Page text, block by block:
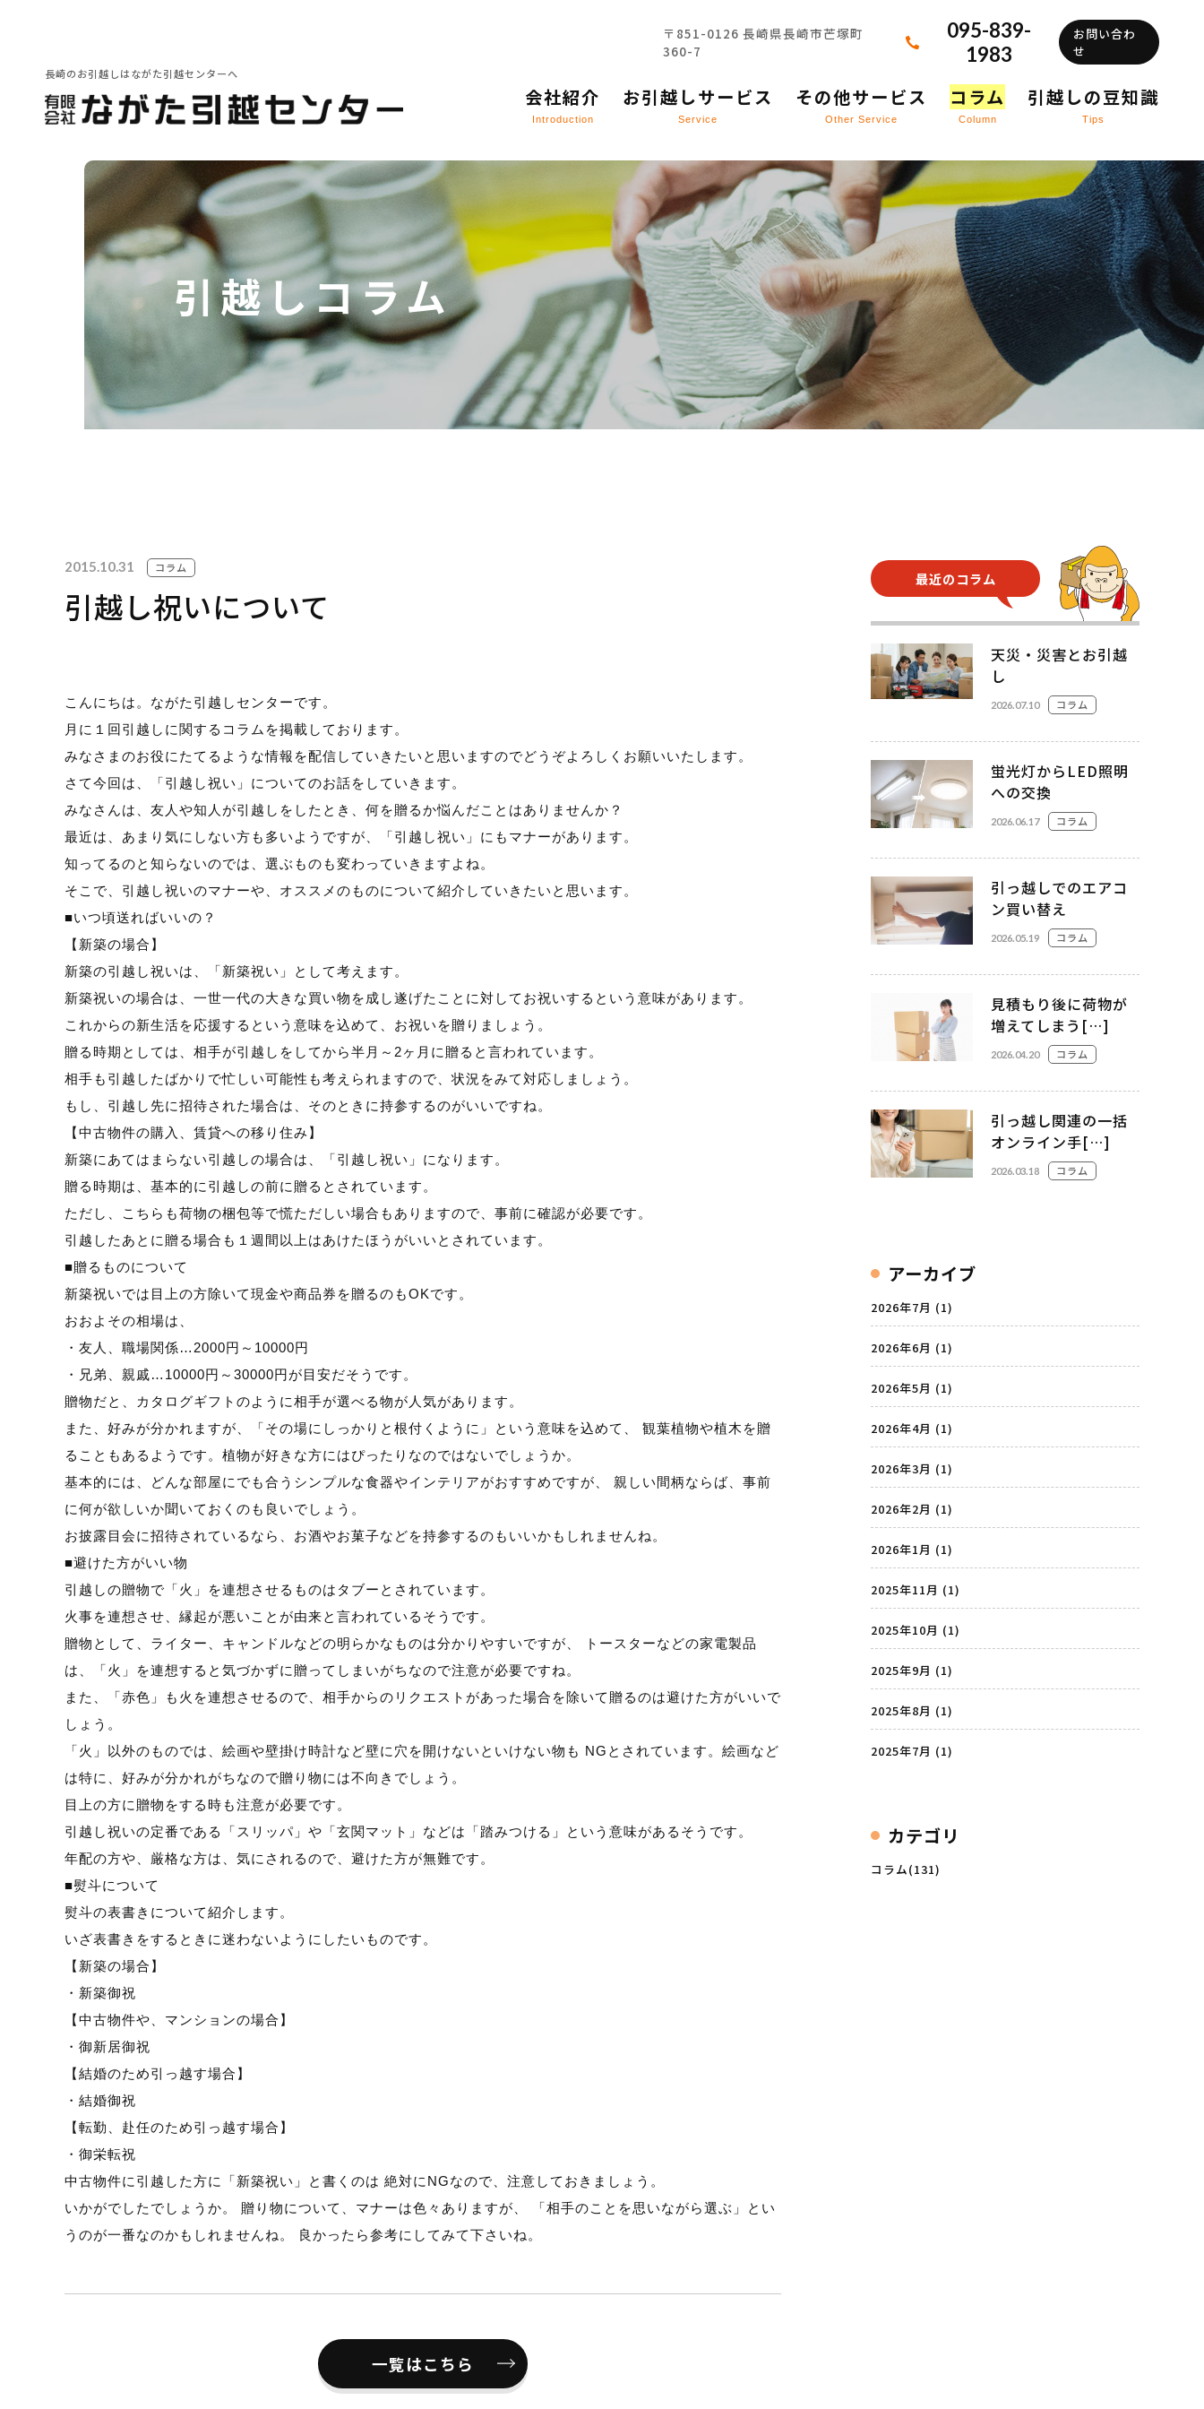
〒851-0126 長崎県長崎市芒塚町
360-7
095-839-
1983
お問い合わ
せ
長崎のお引越しはながた引越センターへ
会社紹介
Introduction
お引越しサービス
Service
その他サービス
Other Service
コラム
Column
引越しの豆知識
Tips
会社紹介
お引越しサービス
引越しの豆知識
お問い合わせ
お見積り無料！お気軽にお問い合わせください。
【無料】お見積り依頼フォーム
引越しコラム
2015.10.31 コラム
引越し祝いについて
こんにちは。ながた引越しセンターです。
月に１回引越しに関するコラムを掲載しております。
みなさまのお役にたてるような情報を配信していきたいと思いますのでどうぞよろしくお願いいたします。
さて今回は、「引越し祝い」についてのお話をしていきます。
みなさんは、友人や知人が引越しをしたとき、何を贈るか悩んだことはありませんか？
最近は、あまり気にしない方も多いようですが、「引越し祝い」にもマナーがあります。
知ってるのと知らないのでは、選ぶものも変わっていきますよね。
そこで、引越し祝いのマナーや、オススメのものについて紹介していきたいと思います。
■いつ頃送ればいいの？
【新築の場合】
新築の引越し祝いは、「新築祝い」として考えます。
新築祝いの場合は、一世一代の大きな買い物を成し遂げたことに対してお祝いするという意味があります。
これからの新生活を応援するという意味を込めて、お祝いを贈りましょう。
贈る時期としては、相手が引越しをしてから半月～2ヶ月に贈ると言われています。
相手も引越したばかりで忙しい可能性も考えられますので、状況をみて対応しましょう。
もし、引越し先に招待された場合は、そのときに持参するのがいいですね。
【中古物件の購入、賃貸への移り住み】
新築にあてはまらない引越しの場合は、「引越し祝い」になります。
贈る時期は、基本的に引越しの前に贈るとされています。
ただし、こちらも荷物の梱包等で慌ただしい場合もありますので、事前に確認が必要です。
引越したあとに贈る場合も１週間以上はあけたほうがいいとされています。
■贈るものについて
新築祝いでは目上の方除いて現金や商品券を贈るのもOKです。
おおよその相場は、
・友人、職場関係…2000円～10000円
・兄弟、親戚…10000円～30000円が目安だそうです。
贈物だと、カタログギフトのように相手が選べる物が人気があります。
また、好みが分かれますが、「その場にしっかりと根付くように」という意味を込めて、 観葉植物や植木を贈
ることもあるようです。植物が好きな方にはぴったりなのではないでしょうか。
基本的には、どんな部屋にでも合うシンプルな食器やインテリアがおすすめですが、 親しい間柄ならば、事前
に何が欲しいか聞いておくのも良いでしょう。
お披露目会に招待されているなら、お酒やお菓子などを持参するのもいいかもしれませんね。
■避けた方がいい物
引越しの贈物で「火」を連想させるものはタブーとされています。
火事を連想させ、縁起が悪いことが由来と言われているそうです。
贈物として、ライター、キャンドルなどの明らかなものは分かりやすいですが、 トースターなどの家電製品
は、「火」を連想すると気づかずに贈ってしまいがちなので注意が必要ですね。
また、「赤色」も火を連想させるので、相手からのリクエストがあった場合を除いて贈るのは避けた方がいいで
しょう。
「火」以外のものでは、絵画や壁掛け時計など壁に穴を開けないといけない物も NGとされています。絵画など
は特に、好みが分かれがちなので贈り物には不向きでしょう。
目上の方に贈物をする時も注意が必要です。
引越し祝いの定番である「スリッパ」や「玄関マット」などは「踏みつける」という意味があるそうです。
年配の方や、厳格な方は、気にされるので、避けた方が無難です。
■熨斗について
熨斗の表書きについて紹介します。
いざ表書きをするときに迷わないようにしたいものです。
【新築の場合】
・新築御祝
【中古物件や、マンションの場合】
・御新居御祝
【結婚のため引っ越す場合】
・結婚御祝
【転勤、赴任のため引っ越す場合】
・御栄転祝
中古物件に引越した方に「新築祝い」と書くのは 絶対にNGなので、注意しておきましょう。
いかがでしたでしょうか。 贈り物について、マナーは色々ありますが、 「相手のことを思いながら選ぶ」とい
うのが一番なのかもしれませんね。 良かったら参考にしてみて下さいね。
一覧はこちら
最近のコラム
天災・災害とお引越
し
2026.07.10 コラム
蛍光灯からLED照明
への交換
2026.06.17 コラム
引っ越しでのエアコ
ン買い替え
2026.05.19 コラム
見積もり後に荷物が
増えてしまう[…]
2026.04.20 コラム
引っ越し関連の一括
オンライン手[…]
2026.03.18 コラム
アーカイブ
2026年7月 (1)
2026年6月 (1)
2026年5月 (1)
2026年4月 (1)
2026年3月 (1)
2026年2月 (1)
2026年1月 (1)
2025年11月 (1)
2025年10月 (1)
2025年9月 (1)
2025年8月 (1)
2025年7月 (1)
カテゴリ
コラム(131)